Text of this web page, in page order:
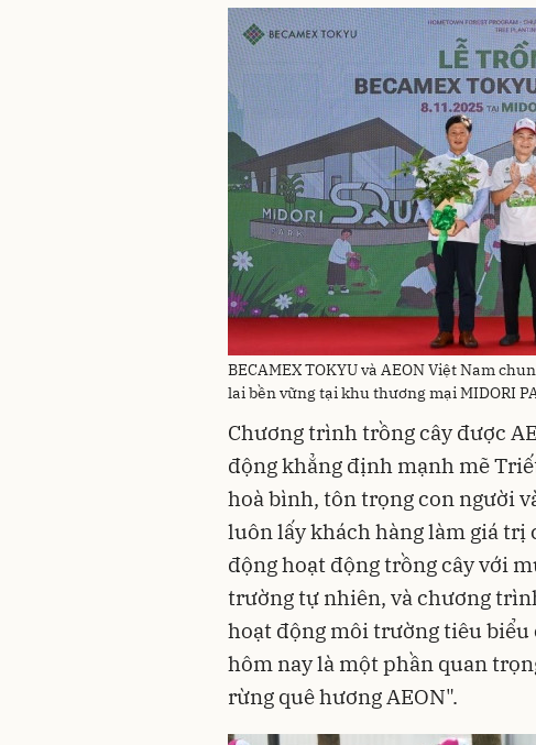
BECAMEX TOKYU và AEON Việt Nam
lai bền vững tại khu thương mại MIDORI
Chương trình trồng cây được
động khẳng định mạnh mẽ
hoà bình, tôn trọng con người
luôn lấy khách hàng làm giá trị
động hoạt động trồng cây với
trường tự nhiên, và chương
hoạt động môi trường tiêu biểu
hôm nay là một phần quan
rừng quê hương AEON".